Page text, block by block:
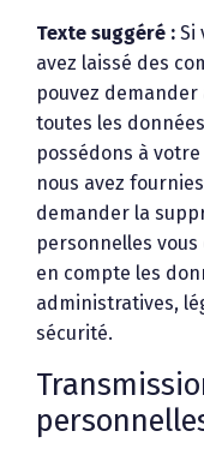
Texte suggéré :Si
avez laissé des
pouvez
toutes les
possédons à
nous avez
demander la
personnelles
en compte les
administratives,
sécurité.